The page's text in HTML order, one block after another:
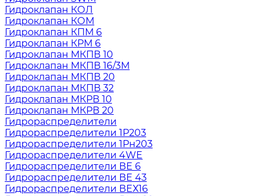
Гидроклапан КОЛ
Гидроклапан КОМ
Гидроклапан КПМ 6
Гидроклапан КРМ 6
Гидроклапан МКПВ 10
Гидроклапан МКПВ 16/3М
Гидроклапан МКПВ 20
Гидроклапан МКПВ 32
Гидроклапан МКРВ 10
Гидроклапан МКРВ 20
Гидрораспределители
Гидрораспределители 1Р203
Гидрораспределители 1Рн203
Гидрораспределители 4WE
Гидрораспределители ВЕ 6
Гидрораспределители ВЕ 43
Гидрораспределители ВЕХ16